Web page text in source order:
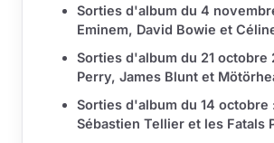
Sorties d'album du 4
Eminem, David Bowie et
Sorties d'album du 21 octobre
Perry, James Blunt et
Sorties d'album du 14 octobre
Sébastien Tellier et les Fatals